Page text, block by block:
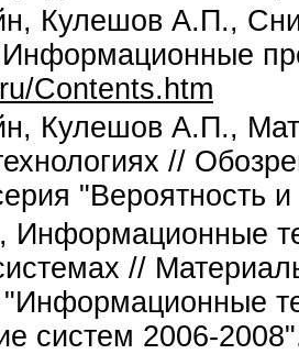
Кулешов А.П.,
Информационные
Contents.htm
Кулешов А.П.,
//
"Вероятность
//
систем 2006-